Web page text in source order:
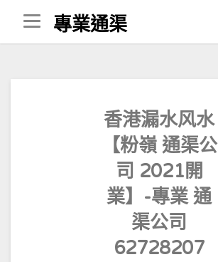
Skip
to
專業通渠
香港漏水风水
【粉嶺 通渠公
司 2021開
業】-專業 通
渠公司
62728207